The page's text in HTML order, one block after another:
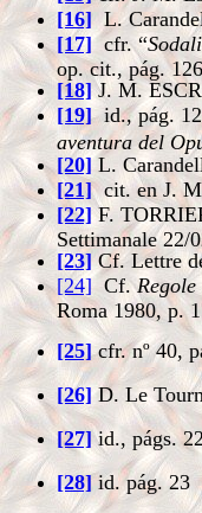
[16] L.
[17]cfr. “
op. cit., pág.
[18]J. M.
[19]id., pág.
aventura del
[20]L.
[21]cit. en J.
[22] F.
Settimanale 22/
[23]Cf. Lettre
[24] Cf.
Roma 1980, p.
[25] cfr. nº 40,
[26] D. Le
[27]id., págs.
[28] id. pág. 23